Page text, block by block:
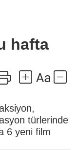
hafta
türlerinde
6 yeni film